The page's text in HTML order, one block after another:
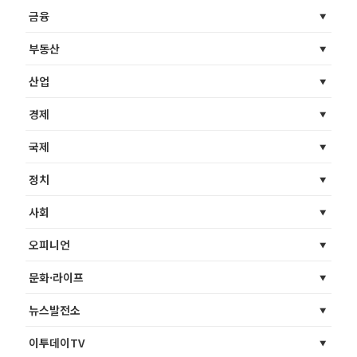
금융
부동산
산업
경제
국제
정치
사회
오피니언
문화·라이프
뉴스발전소
이투데이TV